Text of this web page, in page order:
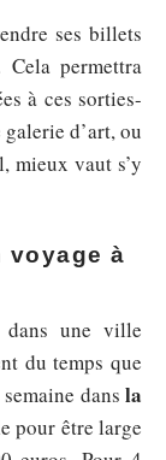
ses billets
permettra
à ces sorties-
d’art, ou
mieux vaut s’y
voyage à
dans une ville
du temps que
dans la
pour être large